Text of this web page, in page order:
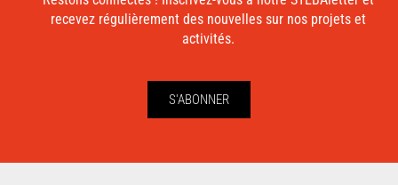
recevez régulièrement des nouvelles sur nos projets et
activités.
S'ABONNER